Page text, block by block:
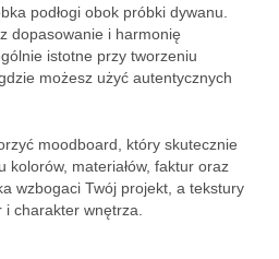
podłogi obok próbki dywanu.
dopasowanie i harmonię
istotne przy tworzeniu
możesz użyć autentycznych
moodboard, który skutecznie
kolorów, materiałów, faktur oraz
wzbogaci Twój projekt, a tekstury
charakter wnętrza.